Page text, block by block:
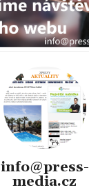
info@press-
media.cz